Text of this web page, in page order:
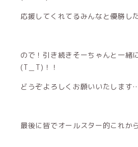
応援してくれてるみんなと優勝し
ので！引き続きそーちゃんと一緒
(T＿T)！！
どうぞよろしくお願いいたします
最後に皆でオールスター的これか